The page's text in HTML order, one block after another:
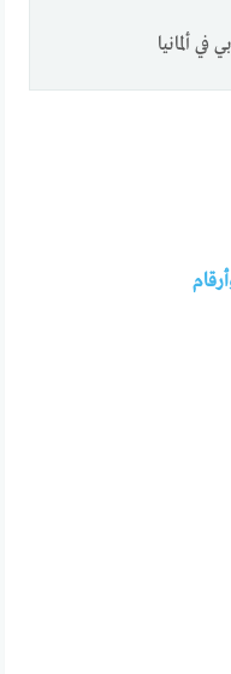
ألمانيا